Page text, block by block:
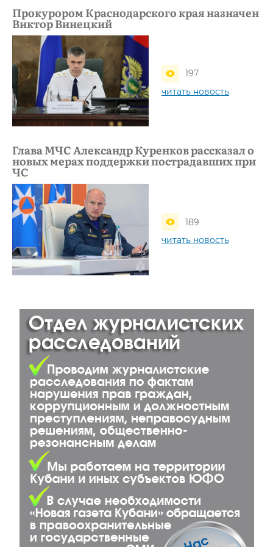
Прокурором Краснодарского края назначен
Виктор Винецкий
197
читать новость
Глава МЧС Александр Куренков рассказал о
новых мерах поддержки пострадавших при
ЧС
189
читать новость